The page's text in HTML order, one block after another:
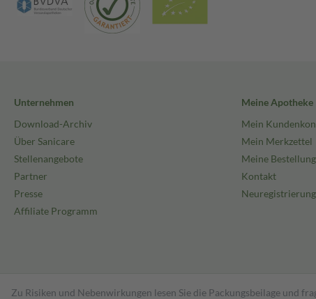
Unternehmen
Download-Archiv
Über Sanicare
Stellenangebote
Partner
Presse
Affiliate Programm
Meine Apotheke
Mein
Mein Merkzettel
Meine
Kontakt
Neuregistrierung
Zu Risiken und Nebenwirkungen lesen Sie die Packungsbeilage und